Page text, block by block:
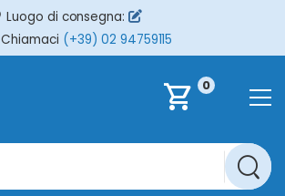
Luogo di consegna:
Chiamaci (+39) 02 94759115
shopping_cart 0